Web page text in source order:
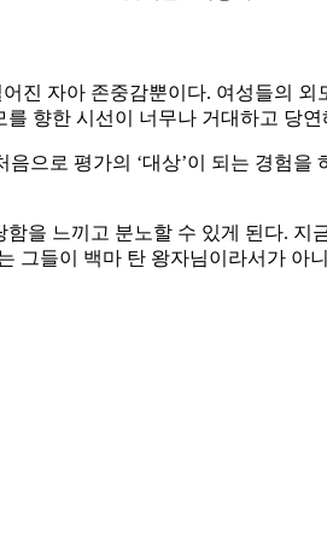
진 자아 존중감뿐이다. 여성들의
향한 시선이 너무나 거대하고 당
으로 평가의 ‘대상’이 되는 경험
을 느끼고 분노할 수 있게 된다.
그들이 백마 탄 왕자님이라서가 아